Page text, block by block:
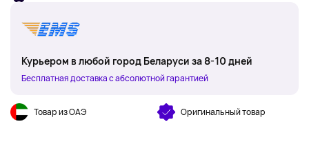
Курьером в любой город Беларуси за 8-10 дней
Бесплатная доставка с абсолютной гарантией
Товар из ОАЭ Оригинальный товар